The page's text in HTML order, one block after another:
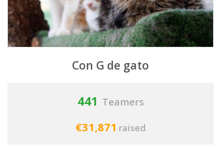
Con G de gato
441 Teamers
€31,871 raised